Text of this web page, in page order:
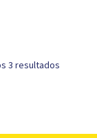
3 resultados